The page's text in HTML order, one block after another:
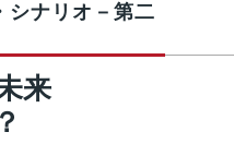
シナリオ－第二
来